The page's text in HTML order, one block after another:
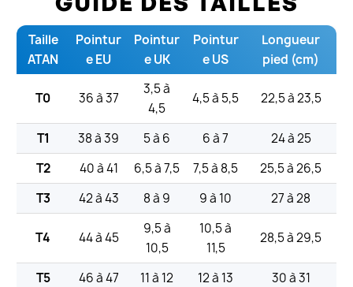
Taille
ATAN
Pointur
e EU
Pointur
e UK
Pointur
e US
Longueur
pied (cm)
T0 36 à 37
3,5 à
4,5
4,5 à 5,5 22,5 à 23,5
T1 38 à 39 5 à 6 6 à 7
24 à 25
T2
40 à 41 6,5 à 7,5 7,5 à 8,5
25,5 à 26,5
T3
42 à 43 8 à 9 9 à 10 27 à 28
T4 44 à 45
9,5 à
10,5
10,5 à
11,5
28,5 à 29,5
T5 46 à 47 11 à 12 12 à 13 30 à 31